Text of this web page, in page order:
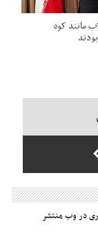
مانند کوه
در وب منتشر